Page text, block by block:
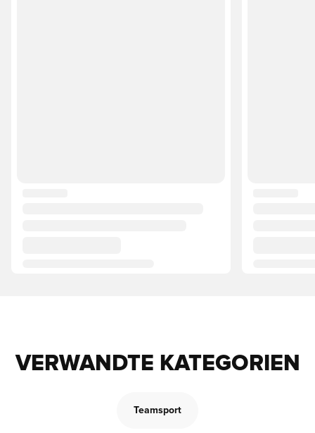
VERWANDTE KATEGORIEN
Teamsport